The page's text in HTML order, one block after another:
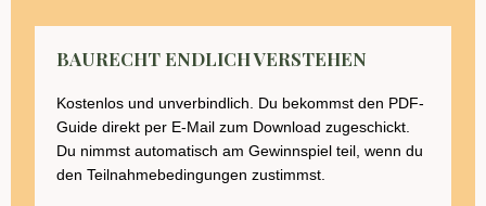
BAURECHT ENDLICH VERSTEHEN
Kostenlos und unverbindlich. Du bekommst den PDF-
Guide direkt per E-Mail zum Download zugeschickt.
Du nimmst automatisch am Gewinnspiel teil, wenn du
den Teilnahmebedingungen zustimmst.